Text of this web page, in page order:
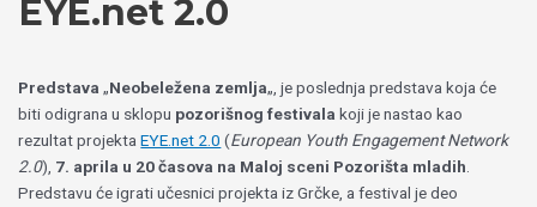
ЕYE.net 2.0
Predstava „Neobeležena zemlja„, je poslednja predstava koja će
biti odigrana u sklopu pozorišnog festivala koji je nastao kao
rezultat projektaЕYE.net 2.0 (European Youth Engagement Network
2.0), 7. aprila u 20 časova na Maloj sceni Pozorišta mladih
Predstavu će igrati učesnici projekta iz Grčke, a festival je deo